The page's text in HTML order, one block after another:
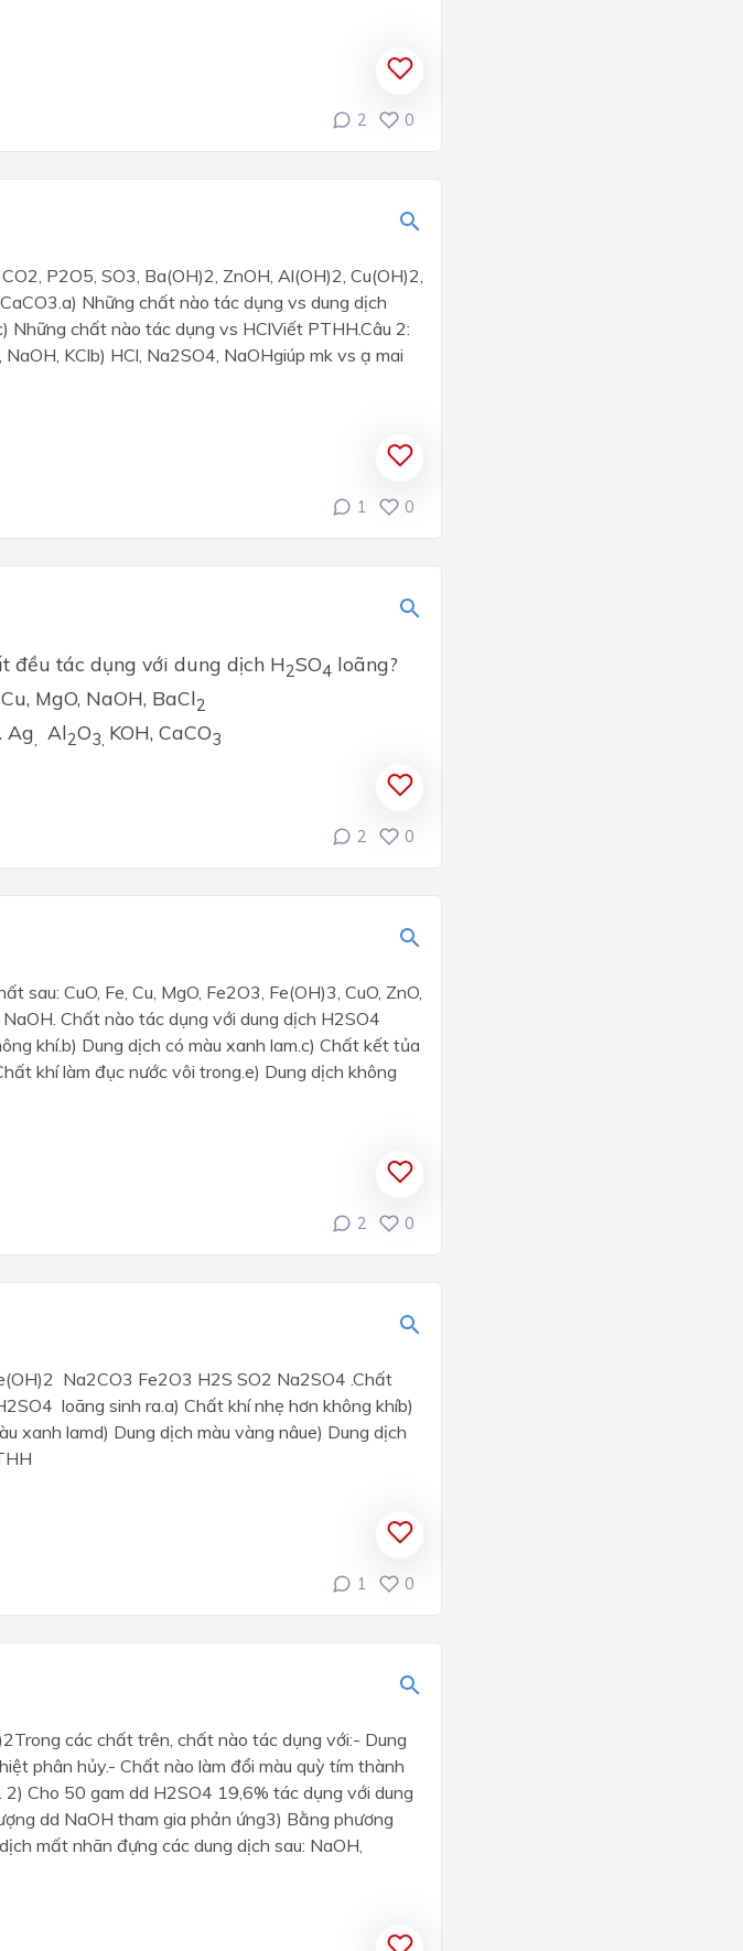
2 0
P2O5, SO3, Ba(OH)2, ZnOH, Al(OH)2, Cu(OH)2,
Những chất nào tác dụng vs dung dịch
Những chất nào tác dụng vs HClViết PTHH.Câu 2:
KClb) HCl, Na2SO4, NaOHgiúp mk vs ạ mai
1 0
đều tác dụng với dung dịch H2SO4 loãng?
MgO, NaOH, BaCl2
Ag Al2O3, KOH, CaCO3
2 0
sau: CuO, Fe, Cu, MgO, Fe2O3, Fe(OH)3, CuO, ZnO,
Chất nào tác dụng với dung dịch H2SO4
khí.b) Dung dịch có màu xanh lam.c) Chất kết tủa
khí làm đục nước vôi trong.e) Dung dịch không
2 0
Na2CO3 Fe2O3 H2S SO2 Na2SO4 .Chất
loãng sinh ra.a) Chất khí nhẹ hơn không khíb)
xanh lamd) Dung dịch màu vàng nâue) Dung dịch
1 0
các chất trên, chất nào tác dụng với:- Dung
phân hủy.- Chất nào làm đổi màu quỳ tím thành
Cho 50 gam dd H2SO4 19,6% tác dụng với dung
dd NaOH tham gia phản ứng3) Bằng phương
mất nhãn đựng các dung dịch sau: NaOH,